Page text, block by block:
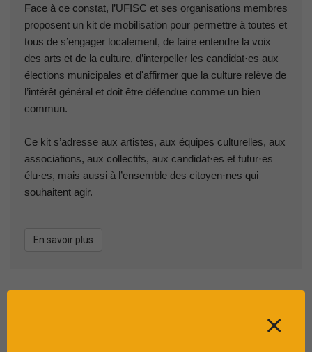
Face à ce constat, l’UFISC et ses organisations membres
proposent un kit de mobilisation pour permettre à toutes et
tous de s’engager localement, de faire entendre la voix
des arts et de la culture, d’interpeller les candidat·es aux
élections municipales et d'affirmer que la culture relève de
l’intérêt général et doit être défendue comme un bien
commun.
Ce kit s’adresse aux artistes, aux équipes culturelles, aux
associations, aux collectifs, aux candidat·es et futur·es
élu·es, mais aussi à l’ensemble des citoyen·nes qui
souhaitent agir.
En savoir plus
⨯